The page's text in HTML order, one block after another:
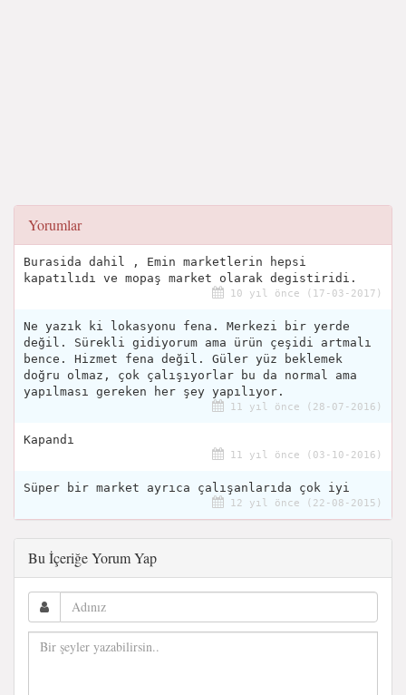
Yorumlar
Burasida dahil , Emin marketlerin hepsi
kapatılıdı ve mopaş market olarak degistiridi.
10 yıl önce (17-03-2017)
Ne yazık ki lokasyonu fena. Merkezi bir yerde
değil. Sürekli gidiyorum ama ürün çeşidi artmalı
bence. Hizmet fena değil. Güler yüz beklemek
doğru olmaz, çok çalışıyorlar bu da normal ama
yapılması gereken her şey yapılıyor.
11 yıl önce (28-07-2016)
Kapandı
11 yıl önce (03-10-2016)
Süper bir market ayrıca çalışanlarıda çok iyi
12 yıl önce (22-08-2015)
Bu İçeriğe Yorum Yap